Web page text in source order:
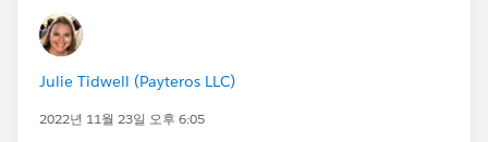
Julie Tidwell (Payteros LLC)
2022년 11월 23일 오후 6:05